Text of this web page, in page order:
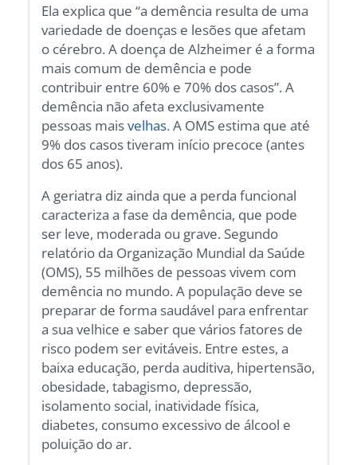
Ela explica que “a demência resulta de uma
variedade de doenças e lesões que afetam
o cérebro. A doença de Alzheimer é a forma
mais comum de demência e pode
contribuir entre 60% e 70% dos casos”. A
demência não afeta exclusivamente
pessoas maisvelhas. A OMS estima que até
9% dos casos tiveram início precoce (antes
dos 65 anos).
A geriatra diz ainda que a perda funcional
caracteriza a fase da demência, que pode
ser leve, moderada ou grave. Segundo
relatório da Organização Mundial da Saúde
(OMS), 55 milhões de pessoas vivem com
demência no mundo. A população deve se
preparar de forma saudável para enfrentar
a sua velhice e saber que vários fatores de
risco podem ser evitáveis. Entre estes, a
baixa educação, perda auditiva, hipertensão,
obesidade, tabagismo, depressão,
isolamento social, inatividade física,
diabetes, consumo excessivo de álcool e
poluição do ar.